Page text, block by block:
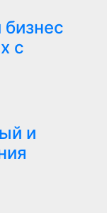
бизнес
с
и